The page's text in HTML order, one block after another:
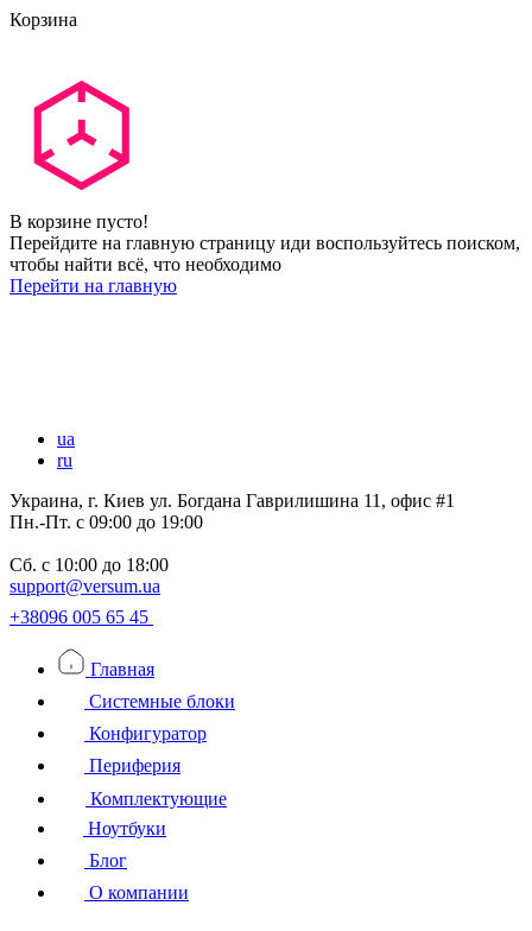
Корзина
В корзине пусто!
Перейдите на главную страницу иди воспользуйтесь поиском,
чтобы найти всё, что необходимо
Перейти на главную
ua
ru
Украина, г. Киев ул. Богдана Гаврилишина 11, офис #1
Пн.-Пт. с 09:00 до 19:00
Сб. с 10:00 до 18:00
support@versum.ua
+38096 005 65 45
Главная
Системные блоки
Конфигуратор
Периферия
Комплектующие
Ноутбуки
Блог
О компании